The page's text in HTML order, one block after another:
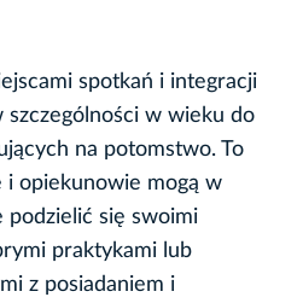
spotkań i integracji
szczególności w wieku do
na potomstwo. To
i opiekunowie mogą w
podzielić się swoimi
praktykami lub
z posiadaniem i